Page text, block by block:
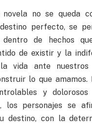
novela no se queda
perfecto, se
dentro de hechos
de existir y la
vida ante nuestros
lo que
y dolorosos
los personajes se
destino, con la